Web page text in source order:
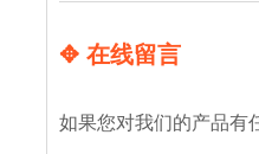
✥ 在线留言
如果您对我们的产品有